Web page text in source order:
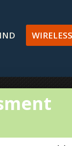
WIRELESS